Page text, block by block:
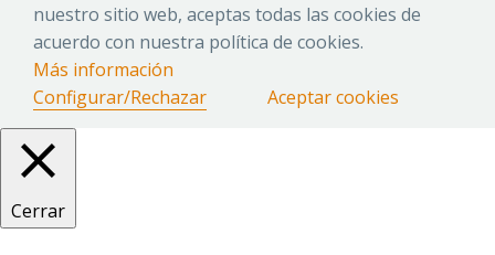
nuestro sitio web, aceptas todas las cookies de
acuerdo con nuestra política de cookies.
Más información
Configurar/Rechazar
Aceptar cookies
Cerrar